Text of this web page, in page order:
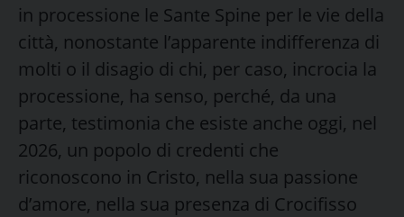
in processione le Sante Spine per le vie della
città, nonostante l’apparente indifferenza di
molti o il disagio di chi, per caso, incrocia la
processione, ha senso, perché, da una
parte, testimonia che esiste anche oggi, nel
2026, un popolo di credenti che
riconoscono in Cristo, nella sua passione
d’amore, nella sua presenza di Crocifisso